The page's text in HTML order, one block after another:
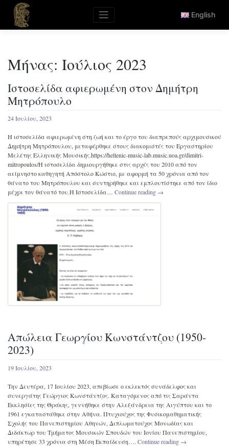
content
English
Μήνας: Ιούλιος 2023
Ιστοσελίδα αφιερωμένη στον Δημήτρη
Μητρόπουλο
24 Ιουλίου, 2023
Η ιστοσελίδα αφιερωμένη στη ζωή και το έργο του διαπρεπούς αρχιμουσικού
Δημήτρη Μητρόπουλου, μεταφέρθηκε στους διακομιστές του Εργαστηρίου
Μελέτης Ελληνικής Μουσικής.https://hellenic-music-lab.music.uoa.gr/dimitri-
mitropoulos/Η ιστοσελίδα δημιουργήθηκε στις αρχές του 2010 από τον
αείμνηστο καθηγητή Απόστολο Κώστιο, με αφορμή τα 50 χρόνια από τον
θάνατο του Μητρόπουλου και συντηρήθηκε και εμπλουτίστηκε από τον ίδιο
μέχρι τον θάνατό του.Η Ιστοσελίδα… Continue reading →
Απώλεια Γεωργίου Κωνστάντζου (1950-
2023)
19 Ιουλίου, 2023
Την Δευτέρα, 17 Ιουλίου 2023, απεβίωσε ο εκλεκτός συνάδελφος και
συνεργάτης Γεώργιος Κωνστάντζος. Καταγόμενος από τις Σαράντα
Εκκλησίες της Θράκης, γεννήθηκε στην Αλεξάνδρεια της Αιγύπτου και το
1961 εγκαταστάθηκε στην Αθήνα. Πτυχιούχος της Φυσικομαθηματικής
Σχολής του Πανεπιστημίου Αθηνών, Διπλωματούχος Μονωδίας και
Διδάκτωρ του Τμήματος Μουσικών Σπουδών του Ιονίου Πανεπιστημίου,
υπηρέτησε 33 χρόνια στη Μέση Εκπαίδευση…. Continue reading →